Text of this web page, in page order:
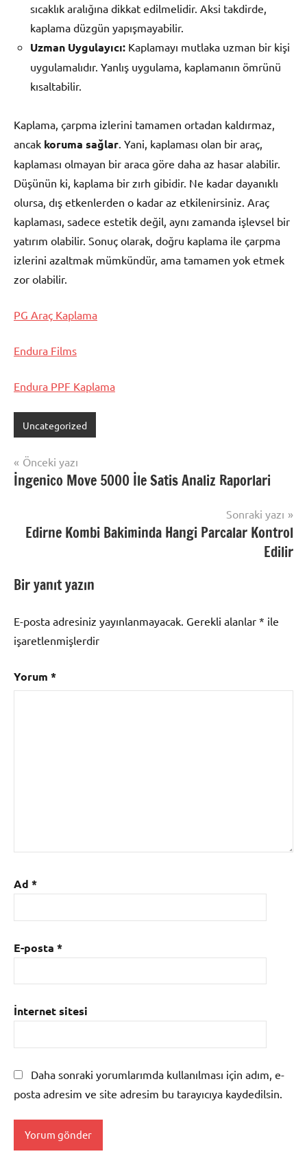
sıcaklık aralığına dikkat edilmelidir. Aksi takdirde,
kaplama düzgün yapışmayabilir.
Uzman Uygulayıcı: Kaplamayı mutlaka uzman bir kişi
uygulamalıdır. Yanlış uygulama, kaplamanın ömrünü
kısaltabilir.
Kaplama, çarpma izlerini tamamen ortadan kaldırmaz,
ancak koruma sağlar. Yani, kaplaması olan bir araç,
kaplaması olmayan bir araca göre daha az hasar alabilir.
Düşünün ki, kaplama bir zırh gibidir. Ne kadar dayanıklı
olursa, dış etkenlerden o kadar az etkilenirsiniz. Araç
kaplaması, sadece estetik değil, aynı zamanda işlevsel bir
yatırım olabilir. Sonuç olarak, doğru kaplama ile çarpma
izlerini azaltmak mümkündür, ama tamamen yok etmek
zor olabilir.
PG Araç Kaplama
Endura Films
Endura PPF Kaplama
Uncategorized
Yazı
gezinmesi
Önceki yazı
İngenico Move 5000 İle Satis Analiz Raporlari
Sonraki yazı
Edirne Kombi Bakiminda Hangi Parcalar Kontrol
Edilir
Bir yanıt yazın
E-posta adresiniz yayınlanmayacak. Gerekli alanlar * ile
işaretlenmişlerdir
Yorum *
Ad *
E-posta *
İnternet sitesi
Daha sonraki yorumlarımda kullanılması için adım, e-
posta adresim ve site adresim bu tarayıcıya kaydedilsin.